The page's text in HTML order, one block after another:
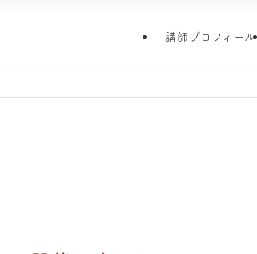
講師プロフィール